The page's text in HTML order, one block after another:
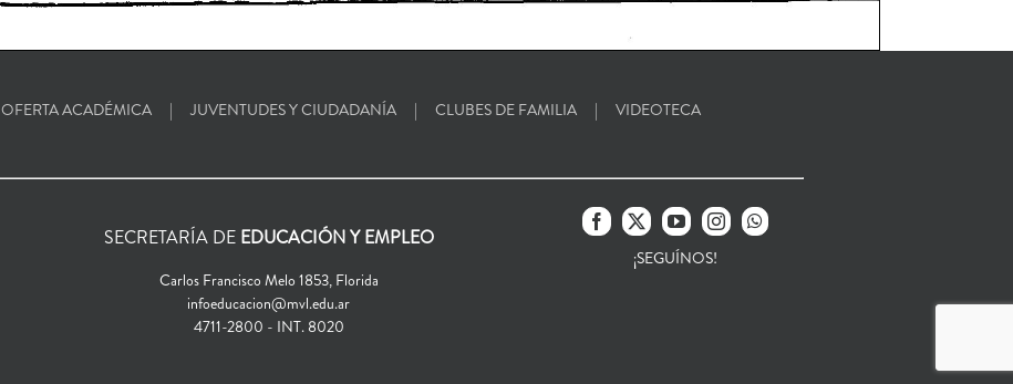
OFERTA ACADÉMICA JUVENTUDES Y CIUDADANÍA CLUBES DE FAMILIA VIDEOTECA
SECRETARÍA DE EDUCACIÓN Y EMPLEO
Carlos Francisco Melo 1853, Florida
infoeducacion@mvl.edu.ar
4711-2800 - INT. 8020
¡SEGUÍNOS!